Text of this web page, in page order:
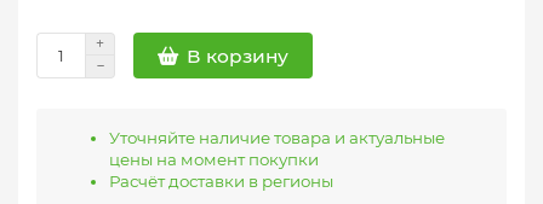
В корзину
Уточняйте наличие товара и актуальные
цены на момент покупки
Расчёт доставки в регионы